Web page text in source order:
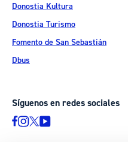
Donostia Kultura
Donostia Turismo
Fomento de San Sebastián
Dbus
Síguenos en redes sociales